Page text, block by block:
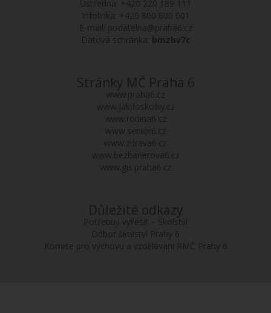
Ústředna: +420 220 189 111
Infolinka: +420 800 800 001
E-mail: podatelna@praha6.cz
Datová schránka: bmzbv7c
Stránky MČ Praha 6
www.praha6.cz
www.jakdoskolky.cz
www.rodina6.cz
www.senior6.cz
www.zdrava6.cz
www.bezbarierova6.cz
www.gis.praha6.cz
Důležité odkazy
Potřebuji vyřešit – Školství
Odbor školství Prahy 6
Komise pro výchovu a vzdělávání RMČ Prahy 6